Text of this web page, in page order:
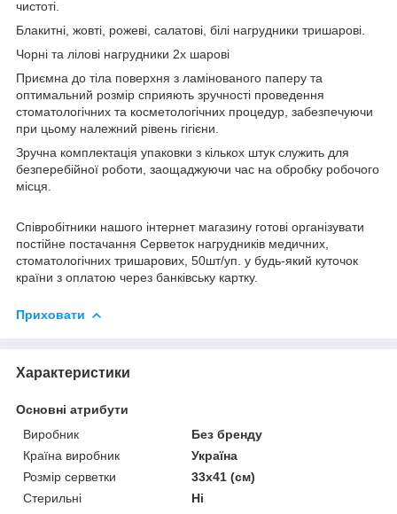
чистоті.
Блакитні, жовті, рожеві, салатові, білі нагрудники тришарові.
Чорні та лілові нагрудники 2х шарові
Приємна до тіла поверхня з ламінованого паперу та
оптимальний розмір сприяють зручності проведення
стоматологічних та косметологічних процедур, забезпечуючи
при цьому належний рівень гігієни.
Зручна комплектація упаковки з кількох штук служить для
безперебійної роботи, заощаджуючи час на обробку робочого
місця.
Співробітники нашого інтернет магазину готові організувати
постійне постачання Серветок нагрудників медичних,
стоматологічних тришарових, 50шт/уп. у будь-який куточок
країни з оплатою через банківську картку.
Приховати
Характеристики
Основні атрибути
Виробник
Без бренду
Країна виробник
Україна
Розмір серветки
33х41 (см)
Стерильні
Ні